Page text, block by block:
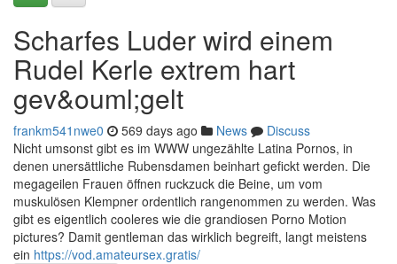
Scharfes Luder wird einem
Rudel Kerle extrem hart
gev&ouml;gelt
frankm541nwe0 569 days ago News
Discuss
Nicht umsonst gibt es im WWW ungezählte Latina Pornos, in
denen unersättliche Rubensdamen beinhart gefickt werden. Die
megageilen Frauen öffnen ruckzuck die Beine, um vom
muskulösen Klempner ordentlich rangenommen zu werden. Was
gibt es eigentlich cooleres wie die grandiosen Porno Motion
pictures? Damit gentleman das wirklich begreift, langt meistens
ein https://vod.amateursex.gratis/